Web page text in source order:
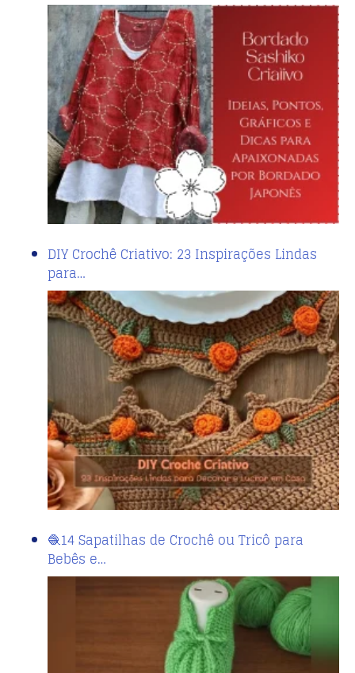
DIY Crochê Criativo: 23 Inspirações Lindas
para…
🧶14 Sapatilhas de Crochê ou Tricô para
Bebês e…